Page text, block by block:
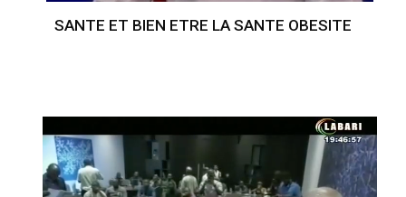
SANTE ET BIEN ETRE LA SANTE OBESITE